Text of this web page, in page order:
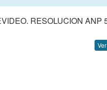
RESOLUCION ANP